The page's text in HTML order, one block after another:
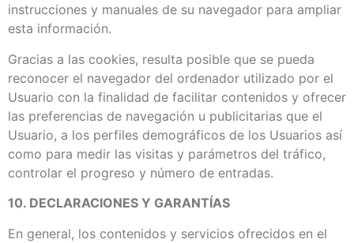
instrucciones y manuales de su navegador para ampliar
esta información.
Gracias a las cookies, resulta posible que se pueda
reconocer el navegador del ordenador utilizado por el
Usuario con la finalidad de facilitar contenidos y ofrecer
las preferencias de navegación u publicitarias que el
Usuario, a los perfiles demográficos de los Usuarios así
como para medir las visitas y parámetros del tráfico,
controlar el progreso y número de entradas.
10. DECLARACIONES Y GARANTÍAS
En general, los contenidos y servicios ofrecidos en el